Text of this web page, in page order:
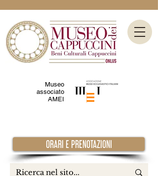
Museo
associato
AMEI
ORARI E PRENOTAZIONI